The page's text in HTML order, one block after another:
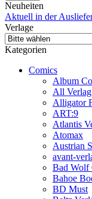
Neuheiten
Aktuell in der
Verlage
Kategorien
Comics
Album
All Verlag
Alligator
ART:9
Atlantis
Atomax
Austrian
avant-
Bad Wolf
Bahoe
BD Must